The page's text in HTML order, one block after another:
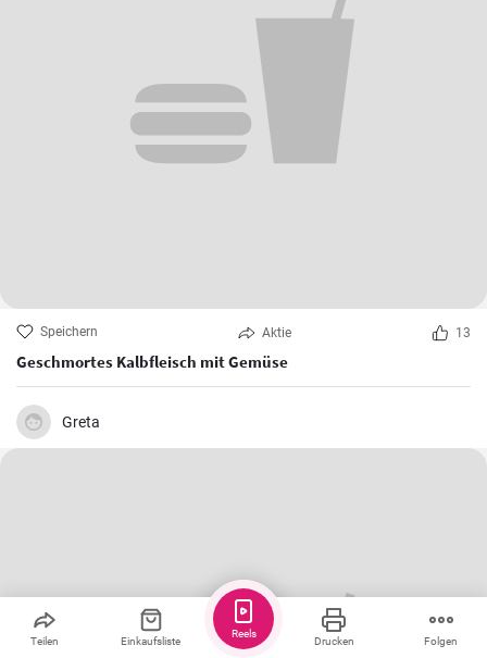
Speichern Aktie 13
Geschmortes Kalbfleisch mit Gemüse
Greta
Teilen Einkaufsliste Drucken Folgen
Reels